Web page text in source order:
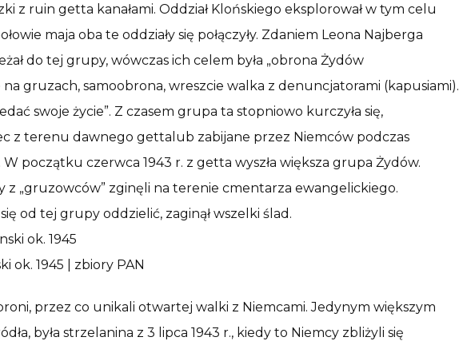
z ruin getta kanałami. Oddział Klońskiego eksplorował w tym celu
maja oba te oddziały się połączyły. Zdaniem Leona Najberga
do tej grupy, wówczas ich celem była „obrona Żydów
gruzach, samoobrona, wreszcie walka z denuncjatorami (kapusiami).
swoje życie”. Z czasem grupa ta stopniowo kurczyła się,
z terenu dawnego gettalub zabijane przez Niemców podczas
początku czerwca 1943 r. z getta wyszła większa grupa Żydów.
z „gruzowców” zginęli na terenie cmentarza ewangelickiego.
od tej grupy oddzielić, zaginął wszelki ślad.
ok. 1945 | zbiory PAN
przez co unikali otwartej walki z Niemcami. Jedynym większym
była strzelanina z 3 lipca 1943 r., kiedy to Niemcy zbliżyli się